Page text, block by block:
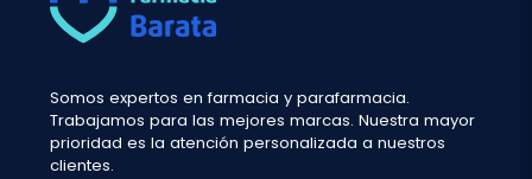
Somos expertos en farmacia y parafarmacia.
Trabajamos para las mejores marcas. Nuestra mayor
prioridad es la atención personalizada a nuestros
clientes.